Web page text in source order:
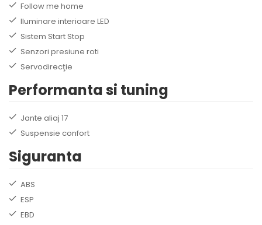
Follow me home
Iluminare interioare LED
Sistem Start Stop
Senzori presiune roti
Servodirecţie
Performanta si tuning
Jante aliaj 17
Suspensie confort
Siguranta
ABS
ESP
EBD